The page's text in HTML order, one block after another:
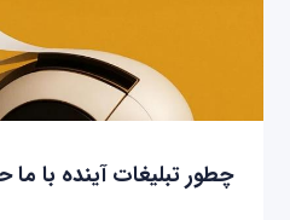
چطور تبلیغات آینده با